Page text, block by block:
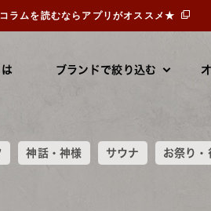
ブランドで絞り込む
神話・神様 サウナ お祭り・
ラムを読むならアプリがオススメ★